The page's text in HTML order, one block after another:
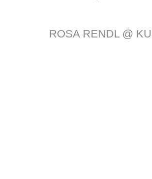
ROSA RENDL @